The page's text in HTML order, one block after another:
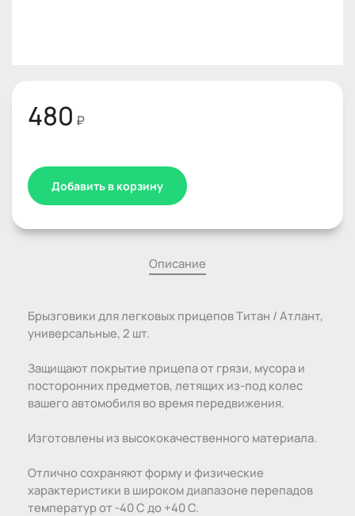
480 ₽
Добавить в корзину
Описание
Брызговики для легковых прицепов Титан / Атлант,
универсальные, 2 шт.
Защищают покрытие прицепа от грязи, мусора и
посторонних предметов, летящих из-под колес
вашего автомобиля во время передвижения.
Изготовлены из высококачественного материала.
Отлично сохраняют форму и физические
характеристики в широком диапазоне перепадов
температур от -40 C до +40 C.